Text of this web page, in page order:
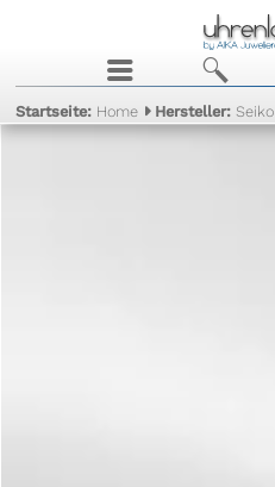
j b
Startseite: Home Hersteller:Seiko